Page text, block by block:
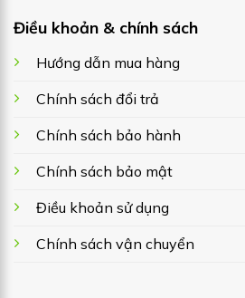
Điều khoản & chính sách
Hướng dẫn mua hàng
Chính sách đổi trả
Chính sách bảo hành
Chính sách bảo mật
Điều khoản sử dụng
Chính sách vận chuyển